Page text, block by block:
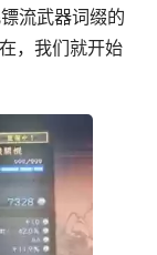
流武器词缀的
，我们就开始